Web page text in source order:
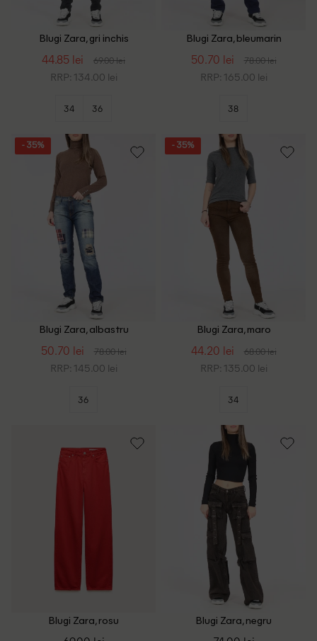
Blugi Zara, gri inchis
44.85 lei 69.00 lei
RRP: 134.00 lei
34 36
Blugi Zara, bleumarin
50.70 lei 78.00 lei
RRP: 165.00 lei
38
- 35%
Blugi Zara, albastru
50.70 lei 78.00 lei
RRP: 145.00 lei
36
- 35%
Blugi Zara, maro
44.20 lei 68.00 lei
RRP: 135.00 lei
34
Blugi Zara, rosu Blugi Zara, negru